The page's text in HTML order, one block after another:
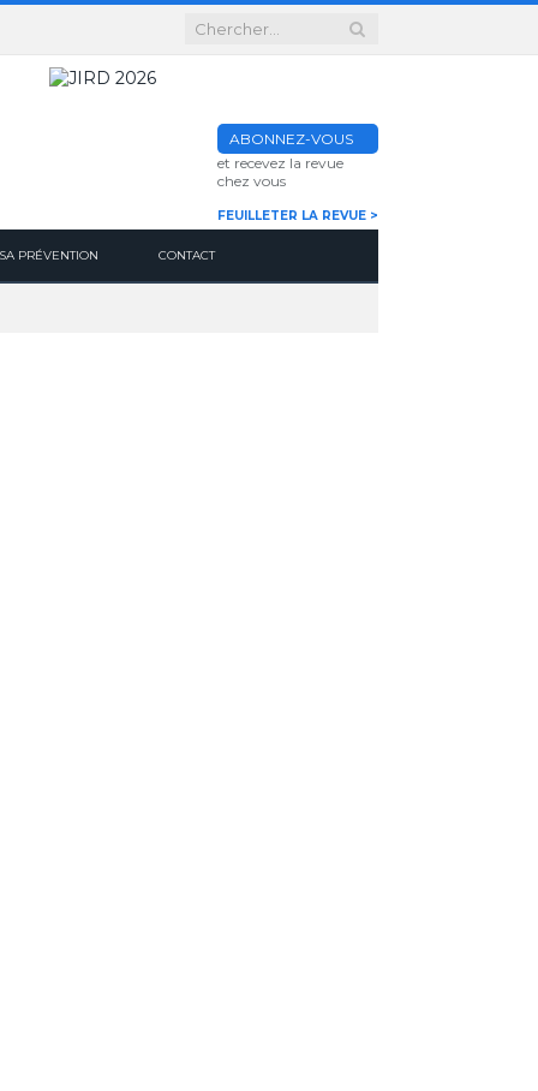
ABONNEZ-VOUS
et recevez la revue
chez vous
FEUILLETER LA REVUE >
PRÉVENTION CONTACT